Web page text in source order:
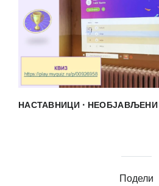
НАСТАВНИЦИ·
Подели